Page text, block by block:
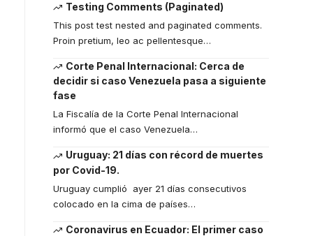
Testing Comments (Paginated)
This post test nested and paginated comments.
Proin pretium, leo ac pellentesque…
Corte Penal Internacional: Cerca de
decidir si caso Venezuela pasa a siguiente
fase
La Fiscalía de la Corte Penal Internacional
informó que el caso Venezuela…
Uruguay: 21 días con récord de muertes
por Covid-19.
Uruguay cumplió ayer 21 días consecutivos
colocado en la cima de países…
Coronavirus en Ecuador: El primer caso